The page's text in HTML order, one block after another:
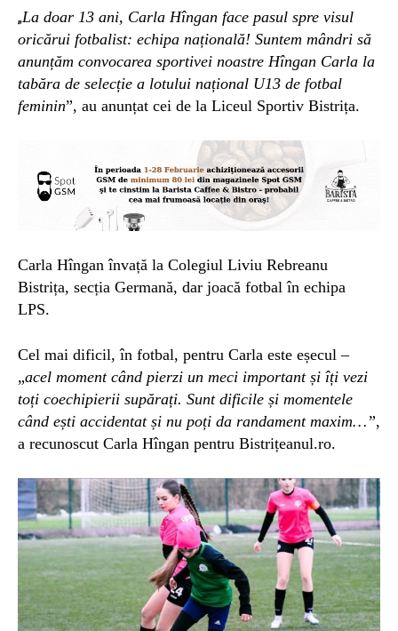
„La doar 13 ani, Carla Hîngan face pasul spre visul
oricărui fotbalist: echipa națională! Suntem mândri să
anunțăm convocarea sportivei noastre Hîngan Carla la
tabăra de selecție a lotului național U13 de fotbal
feminin”, au anunțat cei de la Liceul Sportiv Bistrița.
Carla Hîngan învață la Colegiul Liviu Rebreanu
Bistrița, secția Germană, dar joacă fotbal în echipa
LPS.
Cel mai dificil, în fotbal, pentru Carla este eșecul –
„acel moment când pierzi un meci important și îți vezi
toți coechipierii supărați. Sunt dificile și momentele
când ești accidentat și nu poți da randament maxim…”,
a recunoscut Carla Hîngan pentru Bistrițeanul.ro.